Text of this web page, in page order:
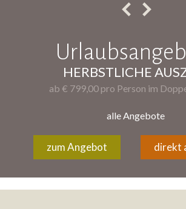
HERBSTLICHE
ab € 799,00 pro Person im
alle Angebote
zum Angebot direkt